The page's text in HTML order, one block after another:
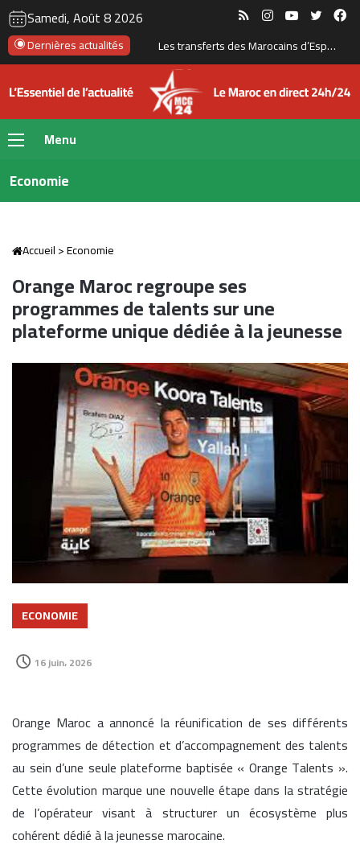
Samedi, Août 8 2026 RSS InstagramYouTube
Dernières actualités
Menu
Economie
Accueil>Economie
Orange Maroc regroupe ses
programmes de talents sur une
plateforme unique dédiée à la jeunesse
ECONOMIE
16 juin، 2026
Orange Maroc a annoncé la réunification de ses différents
programmes de détection et d’accompagnement des talents
au sein d’une seule plateforme baptisée « Orange Talents ».
Cette évolution marque une nouvelle étape dans la stratégie
de l’opérateur visant à structurer un écosystème plus
cohérent dédié à la jeunesse marocaine.